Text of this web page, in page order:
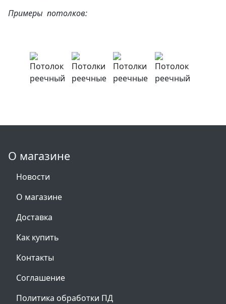
Примеры потолков:
О магазине
Новости
О магазине
Доставка
Как купить
Контакты
Соглашение
Политика обработки ПД